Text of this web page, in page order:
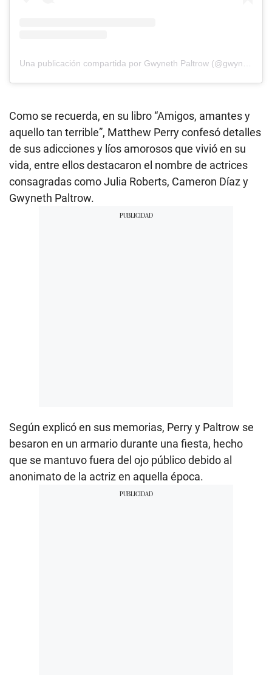
Una publicación compartida por Gwyneth Paltrow (@gwynethpaltrow)
Como se recuerda, en su libro “Amigos, amantes y
aquello tan terrible”, Matthew Perry confesó detalles
de sus adicciones y líos amorosos que vivió en su
vida, entre ellos destacaron el nombre de actrices
consagradas como Julia Roberts, Cameron Díaz y
Gwyneth Paltrow.
Según explicó en sus memorias, Perry y Paltrow se
besaron en un armario durante una fiesta, hecho
que se mantuvo fuera del ojo público debido al
anonimato de la actriz en aquella época.